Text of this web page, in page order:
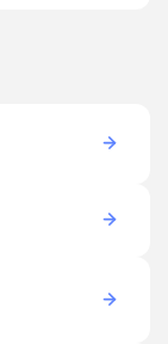
900 руб./мес